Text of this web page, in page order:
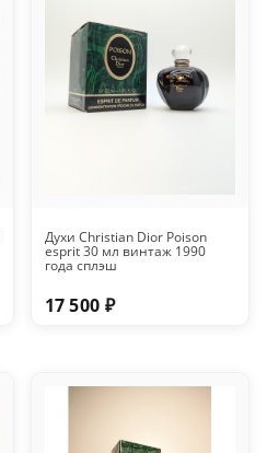
Духи Christian Dior Poison
esprit 30 мл винтаж 1990
года сплэш
17 500 ₽